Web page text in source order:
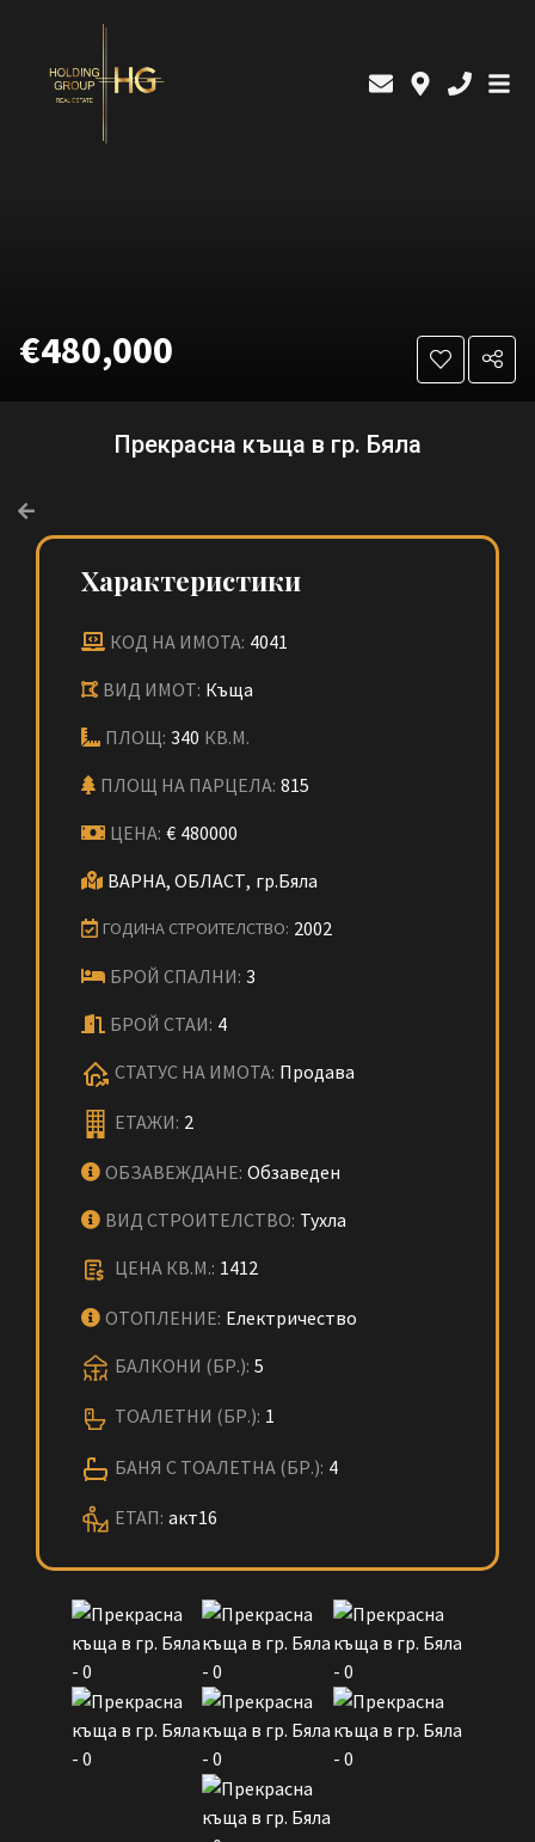
€480,000
Прекрасна къща в гр. Бяла
Характеристики
КОД НА ИМОТА: 4041
ВИД ИМОТ: Къща
ПЛОЩ: 340 КВ.М.
ПЛОЩ НА ПАРЦЕЛА: 815
ЦЕНА: € 480000
ВАРНА, ОБЛАСТ, гр.Бяла
ГОДИНА СТРОИТЕЛСТВО: 2002
БРОЙ СПАЛНИ: 3
БРОЙ СТАИ: 4
СТАТУС НА ИМОТА: Продава
ЕТАЖИ: 2
ОБЗАВЕЖДАНЕ: Обзаведен
ВИД СТРОИТЕЛСТВО: Тухла
ЦЕНА КВ.М.: 1412
ОТОПЛЕНИЕ: Електричество
БАЛКОНИ (БР.): 5
ТОАЛЕТНИ (БР.): 1
БАНЯ С ТОАЛЕТНА (БР.): 4
ЕТАП: акт16